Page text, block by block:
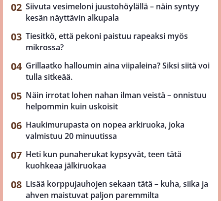
Siivuta vesimeloni juustohöylällä – näin syntyy
kesän näyttävin alkupala
Tiesitkö, että pekoni paistuu rapeaksi myös
mikrossa?
Grillaatko halloumin aina viipaleina? Siksi siitä voi
tulla sitkeää.
Näin irrotat lohen nahan ilman veistä – onnistuu
helpommin kuin uskoisit
Haukimurupasta on nopea arkiruoka, joka
valmistuu 20 minuutissa
Heti kun punaherukat kypsyvät, teen tätä
kuohkeaa jälkiruokaa
Lisää korppujauhojen sekaan tätä – kuha, siika ja
ahven maistuvat paljon paremmilta